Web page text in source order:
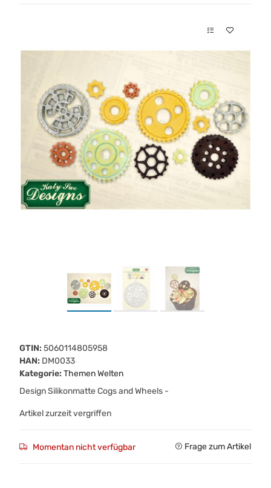
GTIN: 5060114805958
HAN: DM0033
Kategorie: Themen Welten
Design Silikonmatte Cogs and Wheels -
Artikel zurzeit vergriffen
Momentan nicht verfügbar Frage zum Artikel